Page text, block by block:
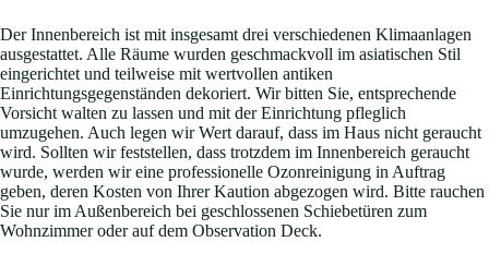
Der Innenbereich ist mit insgesamt drei verschiedenen Klimaanlagen
ausgestattet. Alle Räume wurden geschmackvoll im asiatischen Stil
eingerichtet und teilweise mit wertvollen antiken
Einrichtungsgegenständen dekoriert. Wir bitten Sie, entsprechende
Vorsicht walten zu lassen und mit der Einrichtung pfleglich
umzugehen. Auch legen wir Wert darauf, dass im Haus nicht geraucht
wird. Sollten wir feststellen, dass trotzdem im Innenbereich geraucht
wurde, werden wir eine professionelle Ozonreinigung in Auftrag
geben, deren Kosten von Ihrer Kaution abgezogen wird. Bitte rauchen
Sie nur im Außenbereich bei geschlossenen Schiebetüren zum
Wohnzimmer oder auf dem Observation Deck.